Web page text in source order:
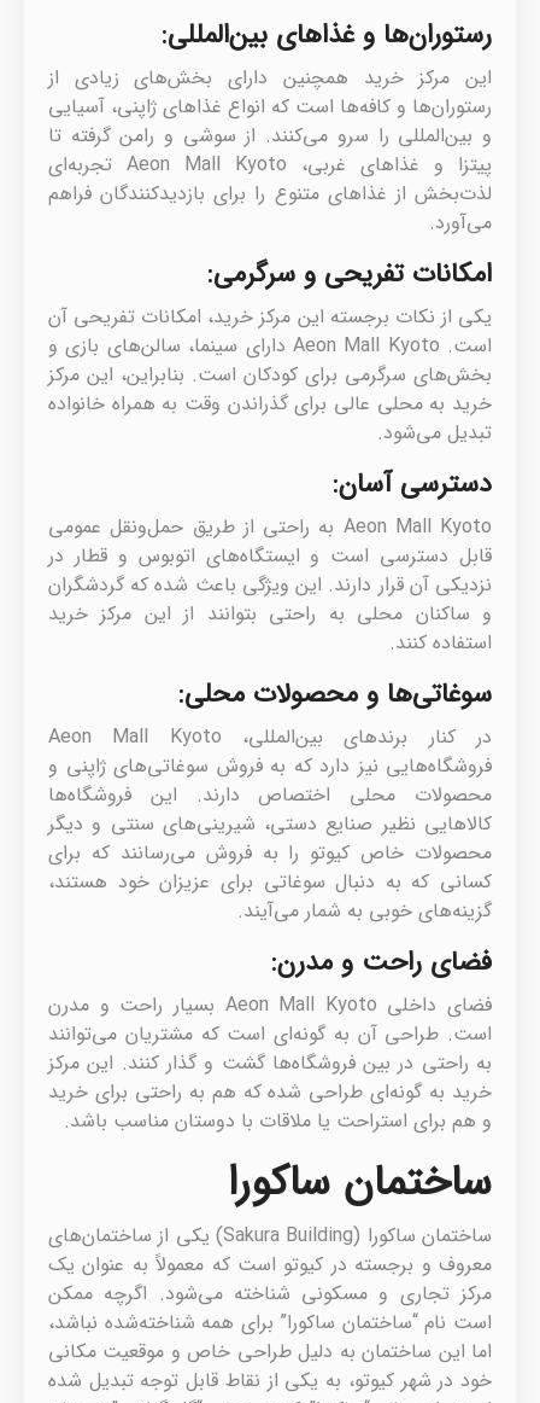
رستوران‌ها و غذاهای بین‌المللی:
این مرکز خرید همچنین دارای بخش‌های زیادی از
رستوران‌ها و کافه‌ها است که انواع غذاهای ژاپنی، آسیایی
و بین‌المللی را سرو می‌کنند. از سوشی و رامن گرفته تا
پیتزا و غذاهای غربی، Aeon Mall Kyoto تجربه‌ای
لذت‌بخش از غذاهای متنوع را برای بازدیدکنندگان فراهم
می‌آورد.
امکانات تفریحی و سرگرمی:
یکی از نکات برجسته این مرکز خرید، امکانات تفریحی آن
است. Aeon Mall Kyoto دارای سینما، سالن‌های بازی و
بخش‌های سرگرمی برای کودکان است. بنابراین، این مرکز
خرید به محلی عالی برای گذراندن وقت به همراه خانواده
تبدیل می‌شود.
دسترسی آسان:
Aeon Mall Kyoto به راحتی از طریق حمل‌ونقل عمومی
قابل دسترسی است و ایستگاه‌های اتوبوس و قطار در
نزدیکی آن قرار دارند. این ویژگی باعث شده که گردشگران
و ساکنان محلی به راحتی بتوانند از این مرکز خرید
استفاده کنند.
سوغاتی‌ها و محصولات محلی:
در کنار برندهای بین‌المللی، Aeon Mall Kyoto
فروشگاه‌هایی نیز دارد که به فروش سوغاتی‌های ژاپنی و
محصولات محلی اختصاص دارند. این فروشگاه‌ها
کالاهایی نظیر صنایع دستی، شیرینی‌های سنتی و دیگر
محصولات خاص کیوتو را به فروش می‌رسانند که برای
کسانی که به دنبال سوغاتی برای عزیزان خود هستند،
گزینه‌های خوبی به شمار می‌آیند.
فضای راحت و مدرن:
فضای داخلی Aeon Mall Kyoto بسیار راحت و مدرن
است. طراحی آن به گونه‌ای است که مشتریان می‌توانند
به راحتی در بین فروشگاه‌ها گشت و گذار کنند. این مرکز
خرید به گونه‌ای طراحی شده که هم به راحتی برای خرید
و هم برای استراحت یا ملاقات با دوستان مناسب باشد.
ساختمان ساکورا
ساختمان ساکورا (Sakura Building) یکی از ساختمان‌های
معروف و برجسته در کیوتو است که معمولاً به عنوان یک
مرکز تجاری و مسکونی شناخته می‌شود. اگرچه ممکن
است نام “ساختمان ساکورا” برای همه شناخته‌شده نباشد،
اما این ساختمان به دلیل طراحی خاص و موقعیت مکانی
خود در شهر کیوتو، به یکی از نقاط قابل توجه تبدیل شده